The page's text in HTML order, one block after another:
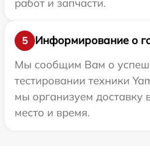
5
Информирование о
Мы сообщим Вам о
тестировании техники
мы организуем доставку
место и время.